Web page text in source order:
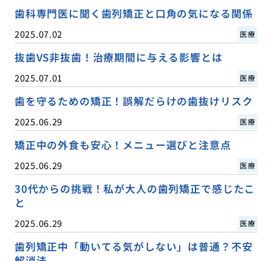
歯科専門医に聞く歯列矯正と口角の気になる関係
2025.07.02 医療
抜歯VS非抜歯！治療期間に与える影響とは
2025.07.01 医療
歯を守るための矯正！誤解だらけの歯抜けリスク
2025.06.29 医療
矯正中の外食も安心！メニュー選びと注意点
2025.06.29 医療
30代からの挑戦！私が大人の歯列矯正で感じたこ
と
2025.06.29 医療
歯列矯正中「動いてる気がしない」は普通？不安